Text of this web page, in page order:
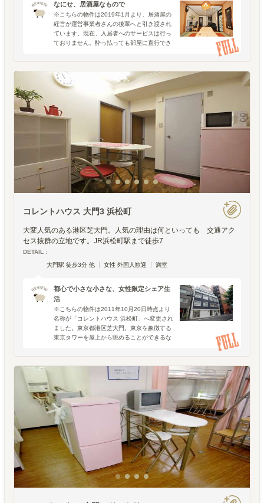
なにせ、居酒屋なもので
※こちらの物件は2019年1月より、居酒屋の
経営が運営事業者さんの後輩へと引き渡され
ています。現在、入居者へのサービスは行っ
ておりません。酔っ払っても部屋に直行でき
回のシェアハウス探検隊は、居酒屋の上に
OPENした「楽
コレントハウス 大門3 浜松町
大変人気のある港区芝大門。人気の理由は何といっても 交通アク
セス抜群の立地です。JR浜松町駅まで徒歩7
DETAIL :
大門駅 徒歩3分 他
女性 外国人歓迎 満室
都心で小さな小さな、女性限定シェア生
活
※こちらの物件は2011年10月20日時点より
名称が「コレントハウス 浜松町」へ変更され
ました。東京都港区芝大門。東京を象徴する
東京タワーを屋上から眺めることができるな
す。「コレントハウス 大門 3」は、都心での
生活を満